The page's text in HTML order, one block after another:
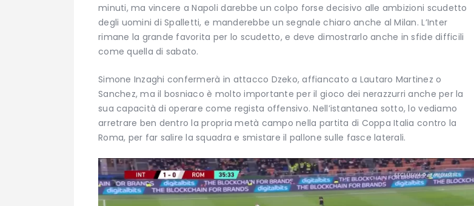
minuti, ma vincere a Napoli darebbe un colpo forse decisivo alle ambizioni scudetto
degli uomini di Spalletti, e manderebbe un segnale chiaro anche al Milan. L’Inter
rimane la grande favorita per lo scudetto, e deve dimostrarlo anche in sfide difficili
come quella di sabato.
Simone Inzaghi confermerà in attacco Dzeko, affiancato a Lautaro Martinez o
Sanchez, ma il bosniaco è molto importante per il gioco dei nerazzurri anche per la
sua capacità di operare come regista offensivo. Nell’istantanea sotto, lo vediamo
arretrare ben dentro la propria metà campo nella partita di Coppa Italia contro la
Roma, per far salire la squadra e smistare il pallone sulle fasce laterali.